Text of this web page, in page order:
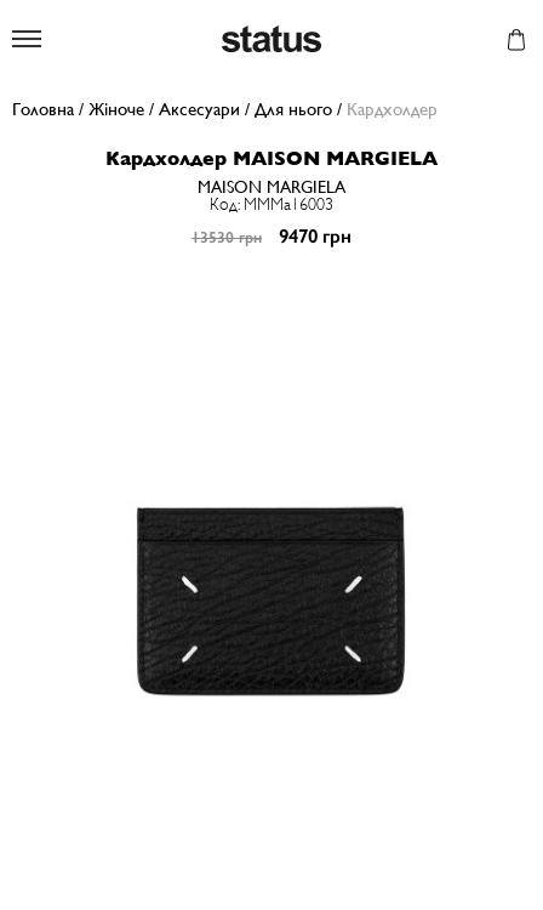
Головна / Жіноче / Аксесуари / Для нього / Кардхолдер
Кардхолдер MAISON MARGIELA
MAISON MARGIELA
Код: MMMa16003
13530 грн 9470 грн